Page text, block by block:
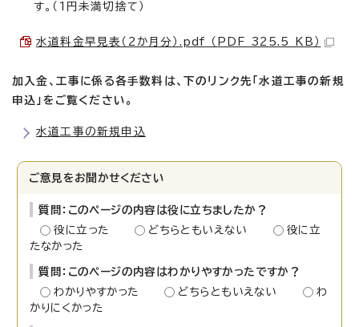
す。（1円未満切捨て）
水道料金早見表（2か月分）.pdf （PDF 325.5 KB）
加入金、工事に係る各手数料は、下のリンク先「水道工事の新規
申込」をご覧ください。
水道工事の新規申込
ご意見をお聞かせください
質問：このページの内容は役に立ちましたか？
役に立った
どちらともいえない
役に立
たなかった
質問：このページの内容はわかりやすかったですか？
わかりやすかった
どちらともいえない
わ
かりにくかった